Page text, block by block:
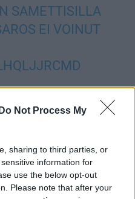
Do Not Process My
sharing to third parties, or
information for
use the below opt-out
Please note that after your
SAMETTISILLA
EI VOINUT
February 10, 2022
ykkössentteri on
tehopistettä. Näillä
pistepörssissä neljäs ja